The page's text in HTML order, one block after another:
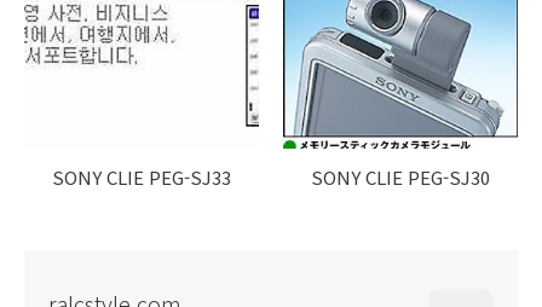
SONY CLIE PEG-SJ33 SONY CLIE PEG-SJ30